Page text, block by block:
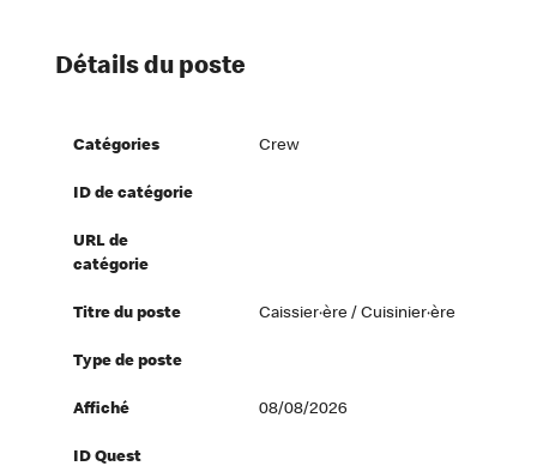
Détails du poste
Catégories Crew
ID de catégorie
URL de
catégorie
Titre du poste Caissier·ère / Cuisinier·ère
Type de poste
Affiché 08/08/2026
ID Quest